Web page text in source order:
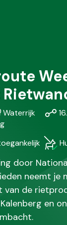
Waterrijk
door
neemt je
van de
en